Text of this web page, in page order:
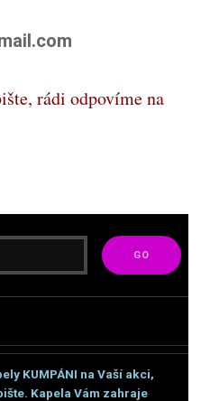
rádi odpovíme na
KUMPÁNI na Vaší akci,
Kapela Vám zahraje